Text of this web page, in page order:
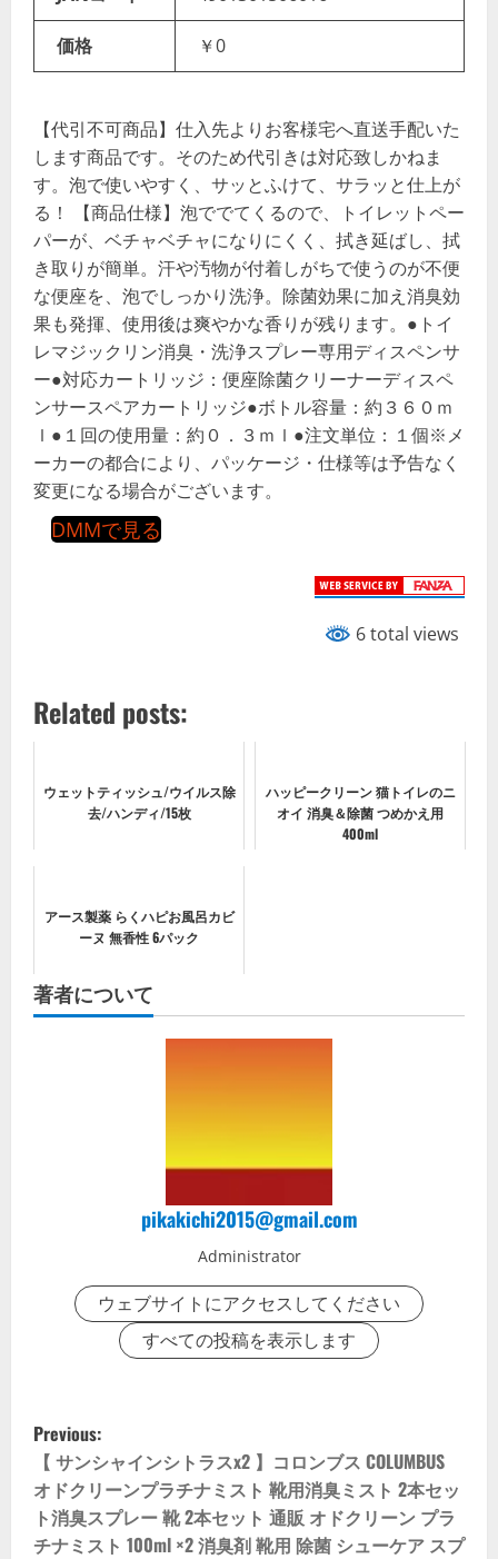
価格 ￥0
【代引不可商品】仕入先よりお客様宅へ直送手配いた
します商品です。そのため代引きは対応致しかねま
す。泡で使いやすく、サッとふけて、サラッと仕上が
る！ 【商品仕様】泡ででてくるので、トイレットペー
パーが、ベチャベチャになりにくく、拭き延ばし、拭
き取りが簡単。汗や汚物が付着しがちで使うのが不便
な便座を、泡でしっかり洗浄。除菌効果に加え消臭効
果も発揮、使用後は爽やかな香りが残ります。●トイ
レマジックリン消臭・洗浄スプレー専用ディスペンサ
ー●対応カートリッジ：便座除菌クリーナーディスペ
ンサースペアカートリッジ●ボトル容量：約３６０ｍ
ｌ●１回の使用量：約０．３ｍｌ●注文単位：１個※メ
ーカーの都合により、パッケージ・仕様等は予告なく
変更になる場合がございます。
DMMで見る
6 total views
Related posts:
ウェットティッシュ/ウイルス除
去/ハンディ/15枚
ハッピークリーン 猫トイレのニ
オイ 消臭＆除菌 つめかえ用
400ml
アース製薬 らくハピお風呂カビ
ーヌ 無香性 6パック
著者について
pikakichi2015@gmail.com
Administrator
ウェブサイトにアクセスしてください
すべての投稿を表示します
P
o
s
Previous:
【 サンシャインシトラスx2 】コロンブス COLUMBUS
オドクリーンプラチナミスト 靴用消臭ミスト 2本セッ
ト消臭スプレー 靴 2本セット 通販 オドクリーン プラ
チナミスト 100ml ×2 消臭剤 靴用 除菌 シューケア スプ